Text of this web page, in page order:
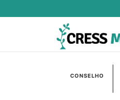
CONSELHO